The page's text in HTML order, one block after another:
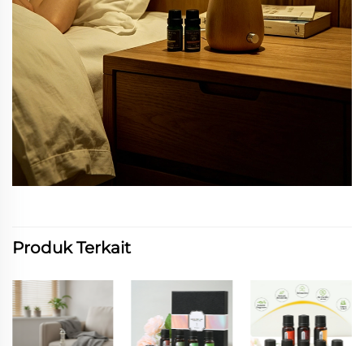
Produk Terkait